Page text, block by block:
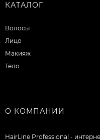
КАТАЛОГ
Волосы
Лицо
Макияж
Тело
О КОМПАНИИ
HairLine Professional -